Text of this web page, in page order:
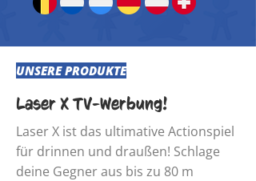
UNSERE PRODUKTE
Laser X TV-Werbung!
​Laser X ist das ultimative Actionspiel
für drinnen und draußen! Schlage
deine Gegner aus bis zu 80 m